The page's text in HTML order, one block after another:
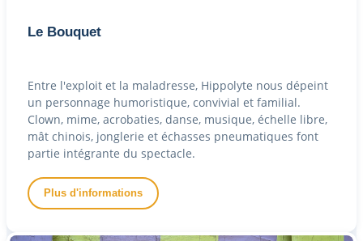
Le Bouquet
Entre l'exploit et la maladresse, Hippolyte nous dépeint
un personnage humoristique, convivial et familial.
Clown, mime, acrobaties, danse, musique, échelle libre,
mât chinois, jonglerie et échasses pneumatiques font
partie intégrante du spectacle.
Plus d'informations